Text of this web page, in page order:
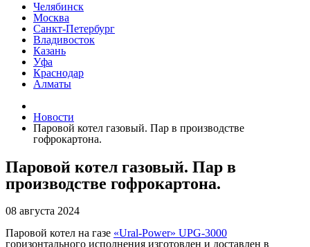
Челябинск
Москва
Санкт-Петербург
Владивосток
Казань
Уфа
Краснодар
Алматы
Новости
Паровой котел газовый. Пар в производстве
гофрокартона.
Паровой котел газовый. Пар в
производстве гофрокартона.
08 августа 2024
Паровой котел на газе «Ural-Power» UPG-3000
горизонтального исполнения изготовлен и доставлен в